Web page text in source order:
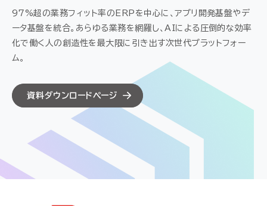
事例
セミナー
お役立ち情報
会社情報
97%超の業務フィット率のERPを中心に、アプリ開発基盤やデ
ータ基盤を統合。 あらゆる業務を網羅し、AIによる圧倒的な効率
化で働く人の創造性を最大限に引き出す次世代プラットフォー
ム。
資料ダウンロードページ